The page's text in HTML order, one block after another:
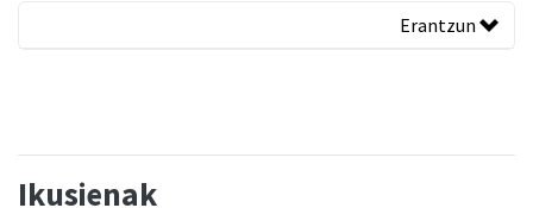
Erantzun
Ikusienak